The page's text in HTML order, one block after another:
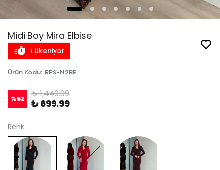
Midi Boy Mira Elbise
Tükeniyor
Ürün Kodu: RPS-N2BE
%52 ₺ 1,449.99
₺ 699.99
Renk